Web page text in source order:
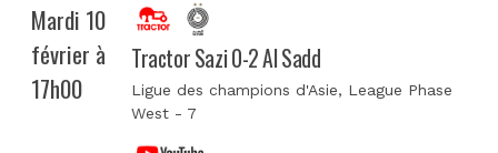
Mardi 10
février à
17h00
Tractor Sazi 0-2 Al Sadd
Ligue des champions d'Asie, League Phase
West - 7